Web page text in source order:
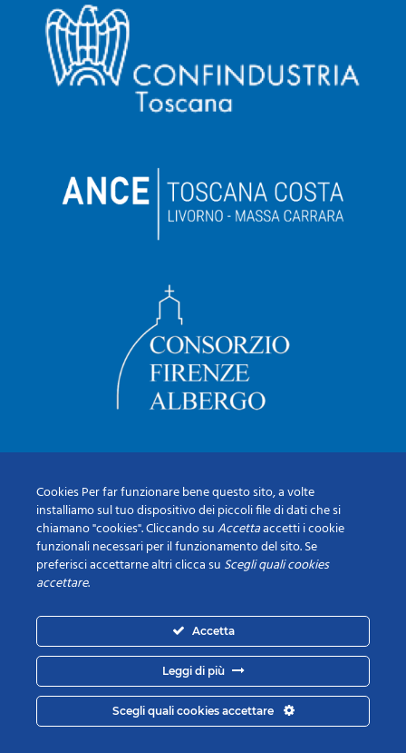
Cookies Per far funzionare bene questo sito, a volte
installiamo sul tuo dispositivo dei piccoli file di dati che si
chiamano "cookies". Cliccando suAccettaaccetti i cookie
funzionali necessari per il funzionamento del sito. Se
preferisci accettarne altri clicca su Scegli quali cookies
accettare.
Accetta
Leggi di più
Scegli quali cookies accettare